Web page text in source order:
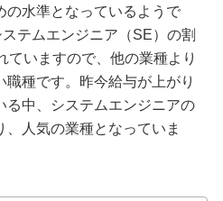
の水準となっているようで
テムエンジニア（SE）の割
ていますので、他の業種より
職種です。昨今給与が上がり
る中、システムエンジニアの
人気の業種となっていま